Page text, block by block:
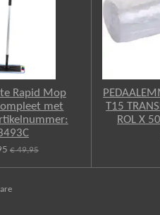
Rapid Mop
met
€ 49,95
T15
ROL X